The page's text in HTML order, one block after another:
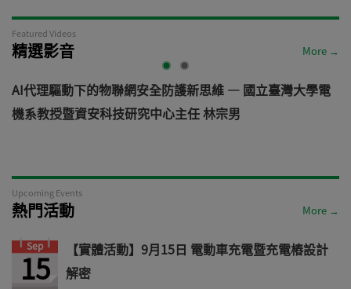
Featured Videos
精選影音 More →
AI代理驅動下的物聯網安全防護新思維 — 國立臺灣大學電
機系教授暨資安科技研究中心主任 林宗男
Upcoming Events
熱門活動 More →
Sep
15
【實體活動】9月15日 電動車充電暨充電樁設計
解密